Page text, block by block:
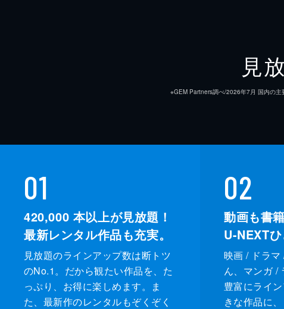
見
※GEM Partners調べ/2026年7⽉ 国内の主
01
420,000 本以上が見放題！
最新レンタル作品も充実。
見放題のラインアップ数は断トツ
のNo.1。だから観たい作品を、た
っぷり、お得に楽しめます。ま
た、最新作のレンタルもぞくぞく
02
動画も書
U-NEXTひ
映画 / ドラマ
ん、マンガ /
豊富にライ
きな作品に